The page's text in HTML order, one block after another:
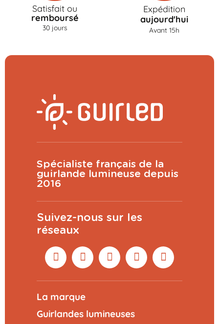
Satisfait ou
remboursé
30 jours
Expédition
aujourd'hui
Avant 15h
Spécialiste français de la
guirlande lumineuse depuis
2016
Suivez-nous sur les
réseaux
La marque
Guirlandes lumineuses